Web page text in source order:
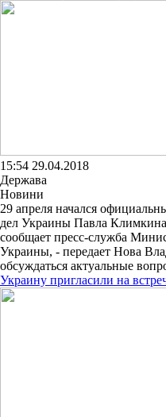
15:54 29.04.2018
Держава
Новини
29 апреля начался
дел Украины Павла
сообщает пресс-служба
Украины, - передает Нова
обсуждаться актуальные
Украину пригласили на